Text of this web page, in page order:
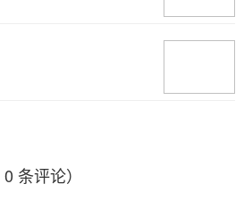
0 条评论）